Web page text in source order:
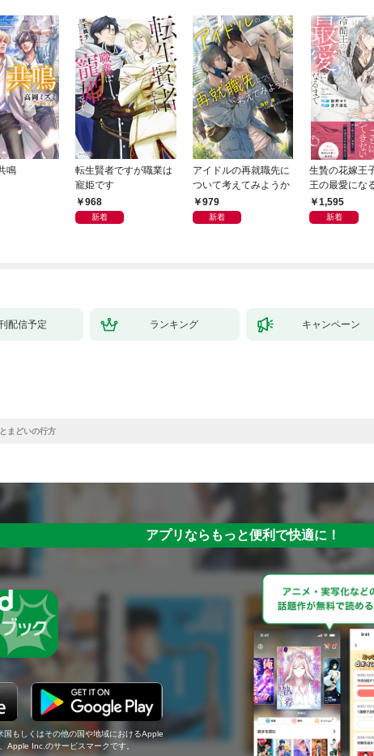
鳴
転生賢者ですが職業は
寵姫です
968
新着
アイドルの再就職先に
ついて考えてみようか
979
新着
生贄の花嫁王
王の最愛にな
【イラスト付
行本書き下ろ
1,595
新着
配信予定 ランキング キャンペーン
とまどいの行方
アプリならもっと便利で快適に！
もしくはその他の国や地域におけるApple
Apple Inc.のサービスマークです。